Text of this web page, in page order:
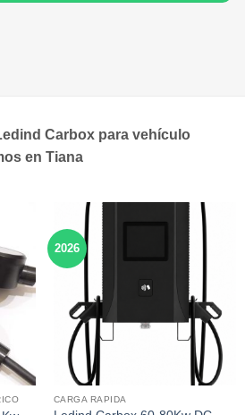
Carbox para vehículo
en Tiana
2026
CARGA RAPIDA